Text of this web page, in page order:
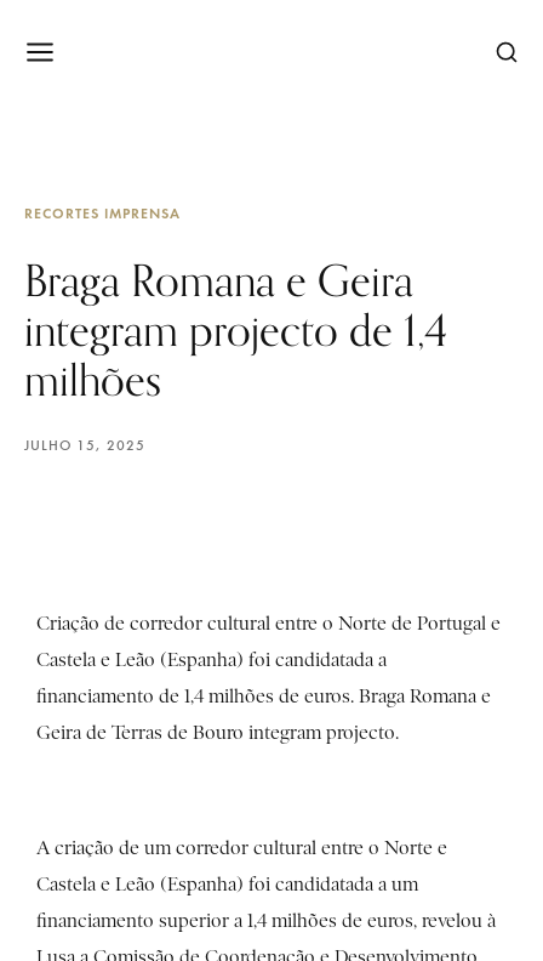
RECORTES IMPRENSA
Braga Romana e Geira
integram projecto de 1,4
milhões
JULHO 15, 2025
Criação de corredor cultural entre o Norte de Portugal e
Castela e Leão (Espanha) foi candidatada a
financiamento de 1,4 milhões de euros. Braga Romana e
Geira de Terras de Bouro integram projecto.
A criação de um corredor cultural entre o Norte e
Castela e Leão (Espanha) foi candidatada a um
financiamento superior a 1,4 milhões de euros, revelou à